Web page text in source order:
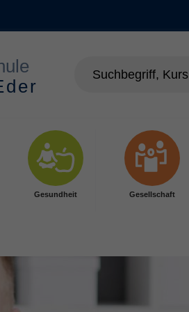
Gesundheit Gesellschaft